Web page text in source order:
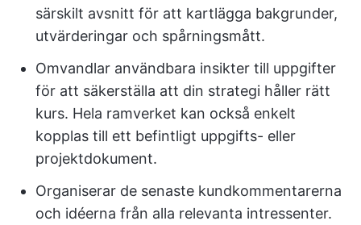
särskilt avsnitt för att kartlägga bakgrunder,
utvärderingar och spårningsmått.
Omvandlar användbara insikter till uppgifter
för att säkerställa att din strategi håller rätt
kurs. Hela ramverket kan också enkelt
kopplas till ett befintligt uppgifts- eller
projektdokument.
Organiserar de senaste kundkommentarerna
och idéerna från alla relevanta intressenter.